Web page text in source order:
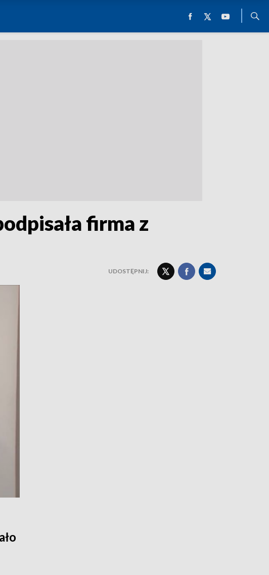
firma z
UDOSTĘPNIJ: